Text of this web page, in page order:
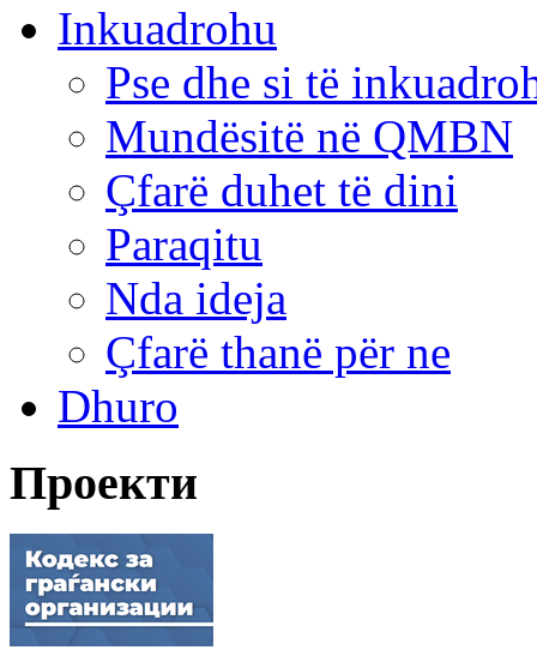
Inkuadrohu
Pse dhe si të
Mundësitë në QMBN
Çfarë duhet të dini
Paraqitu
Nda ideja
Çfarë thanë për ne
Dhuro
Проекти